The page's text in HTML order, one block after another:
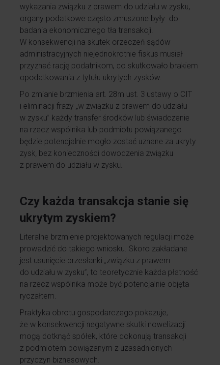
wykazania związku z prawem do udziału w zysku,
organy podatkowe często zmuszone były do
badania ekonomicznego tła transakcji.
W konsekwencji na skutek orzeczeń sądów
administracyjnych niejednokrotnie fiskus musiał
przyznać rację podatnikom, co skutkowało brakiem
opodatkowania z tytułu ukrytych zysków.
Po zmianie brzmienia art. 28m ust. 3 ustawy o CIT
i eliminacji frazy „w związku z prawem do udziału
w zysku” każdy transfer środków lub świadczenie
na rzecz wspólnika lub podmiotu powiązanego
będzie potencjalnie mogło zostać uznane za ukryty
zysk, bez konieczności dowodzenia związku
z prawem do udziału w zysku.
Czy każda transakcja stanie się
ukrytym zyskiem?
Literalne brzmienie projektowanych regulacji może
prowadzić do takiego wniosku. Skoro zakładane
jest usunięcie przesłanki „związku z prawem
do udziału w zysku”, to teoretycznie każda płatność
na rzecz wspólnika może być potencjalnie objęta
ryczałtem.
Praktyka obrotu gospodarczego pokazuje,
że w konsekwencji negatywne skutki nowelizacji
mogą dotknąć spółek, które dokonują transakcji
z podmiotem powiązanym z uzasadnionych
przyczyn biznesowych.